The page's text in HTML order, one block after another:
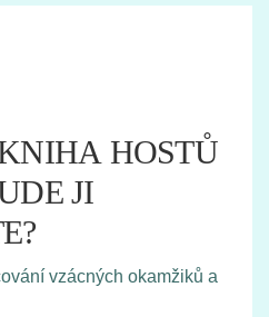
HOSTŮ
JI
vzácných okamžiků a